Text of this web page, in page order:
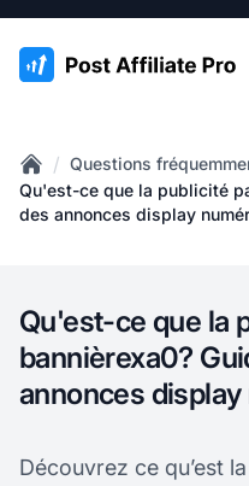
:site.title
Home
/ Questions
Qu'est-ce que la publicité
des annonces display
Qu'est-ce que la
bannièrexa0?
annonces
Découvrez ce qu’est la